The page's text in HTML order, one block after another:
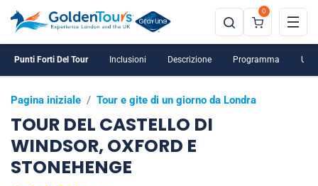
0
Pagina iniziale / Tour e gite di un giorno da Londra
TOUR DEL CASTELLO DI
WINDSOR, OXFORD E
STONEHENGE
Punti Forti Del Tour Inclusioni Descrizione Programma